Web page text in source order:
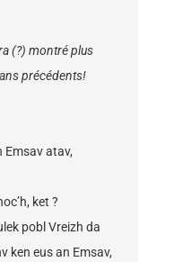
(?) montré plus
précédents!
Emsav atav,
ket ?
pobl Vreizh da
ken eus an Emsav,